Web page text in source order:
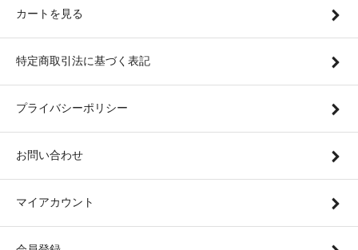
カートを見る
特定商取引法に基づく表記
プライバシーポリシー
お問い合わせ
マイアカウント